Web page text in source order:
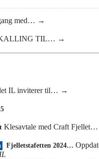
med… →
TIL… →
IL inviterer til… →
Klesavtale med Craft Fjellet…
Fjelletstafetten 2024…